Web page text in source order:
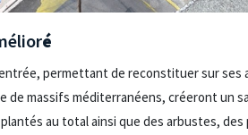
é
permettant de reconstituer sur ses
de massifs méditerranéens, créeront un
au total ainsi que des arbustes,